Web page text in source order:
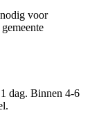
voor
dag. Binnen 4-6